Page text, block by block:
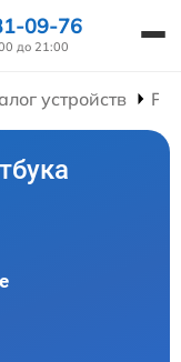
09-76
до 21:00
устройств